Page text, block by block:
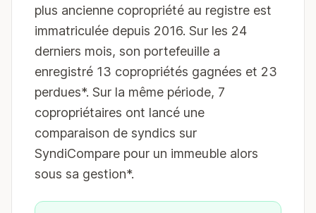
plus ancienne copropriété au registre est
immatriculée depuis 2016. Sur les 24
derniers mois, son portefeuille a
enregistré 13 copropriétés gagnées et 23
perdues*. Sur la même période, 7
copropriétaires ont lancé une
comparaison de syndics sur
SyndiCompare pour un immeuble alors
sous sa gestion*.